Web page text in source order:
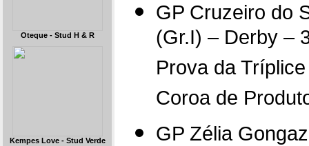
Oteque - Stud H & R
Kempes Love - Stud Verde
GP Cruzeiro do
(Gr.I) – Derby –
Prova da Tríplice
Coroa de
GP Zélia